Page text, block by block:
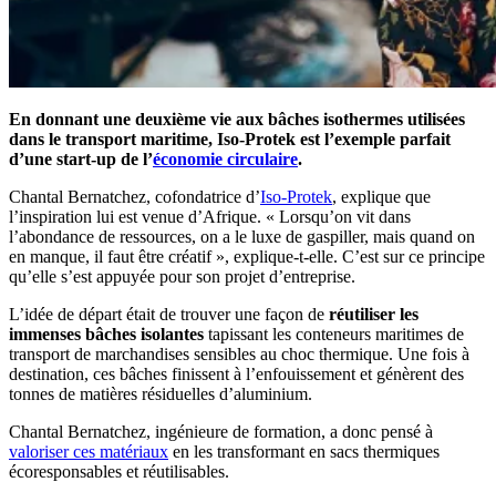
En donnant une deuxième vie aux bâches isothermes utilisées
dans le transport maritime, Iso-Protek est l’exemple parfait
d’une start-up de l’économie circulaire.
Chantal Bernatchez, cofondatrice d’Iso-Protek, explique que
l’inspiration lui est venue d’Afrique. « Lorsqu’on vit dans
l’abondance de ressources, on a le luxe de gaspiller, mais quand on
en manque, il faut être créatif », explique-t-elle. C’est sur ce principe
qu’elle s’est appuyée pour son projet d’entreprise.
L’idée de départ était de trouver une façon de réutiliser les
immenses bâches isolantes tapissant les conteneurs maritimes de
transport de marchandises sensibles au choc thermique. Une fois à
destination, ces bâches finissent à l’enfouissement et génèrent des
tonnes de matières résiduelles d’aluminium.
Chantal Bernatchez, ingénieure de formation, a donc pensé à
valoriser ces matériaux en les transformant en sacs thermiques
écoresponsables et réutilisables.